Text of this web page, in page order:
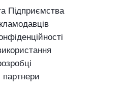
Підприємства